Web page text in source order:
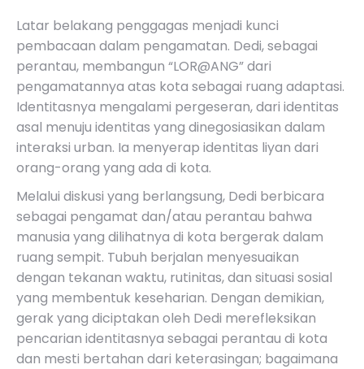
Latar belakang penggagas menjadi kunci
pembacaan dalam pengamatan. Dedi, sebagai
perantau, membangun “LOR@ANG”dari
pengamatannya atas kota sebagai ruang adaptasi.
Identitasnya mengalami pergeseran, dari identitas
asal menuju identitas yang dinegosiasikan dalam
interaksi urban. Ia menyerap identitas liyan dari
orang-orang yang ada di kota.
Melalui diskusi yang berlangsung, Dedi berbicara
sebagai pengamat dan/atau perantau bahwa
manusia yang dilihatnya di kota bergerak dalam
ruang sempit. Tubuh berjalan menyesuaikan
dengan tekanan waktu, rutinitas, dan situasi sosial
yang membentuk keseharian. Dengan demikian,
gerak yang diciptakan oleh Dedi merefleksikan
pencarian identitasnya sebagai perantau di kota
dan mesti bertahan dari keterasingan; bagaimana